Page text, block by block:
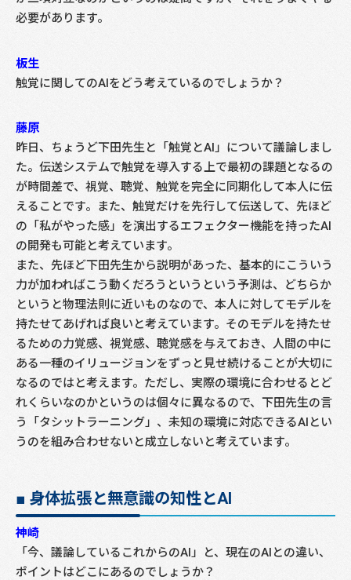
必要があります。
板生
触覚に関してのAIをどう考えているのでしょうか？
藤原
昨日、ちょうど下田先生と「触覚とAI」について議論しまし
た。伝送システムで触覚を導入する上で最初の課題となるの
が時間差で、視覚、聴覚、触覚を完全に同期化して本人に伝
えることです。また、触覚だけを先行して伝送して、先ほど
の「私がやった感」を演出するエフェクター機能を持ったAI
の開発も可能と考えています。
また、先ほど下田先生から説明があった、基本的にこういう
力が加わればこう動くだろうというという予測は、どちらか
というと物理法則に近いものなので、本人に対してモデルを
持たせてあげれば良いと考えています。そのモデルを持たせ
るための力覚感、視覚感、聴覚感を与えておき、人間の中に
ある一種のイリュージョンをずっと見せ続けることが大切に
なるのではと考えます。ただし、実際の環境に合わせるとど
れくらいなのかというのは個々に異なるので、下田先生の言
う「タシットラーニング」、未知の環境に対応できるAIとい
うのを組み合わせないと成立しないと考えています。
■ 身体拡張と無意識の知性とAI
神崎
「今、議論しているこれからのAI」と、現在のAIとの違い、
ポイントはどこにあるのでしょうか？